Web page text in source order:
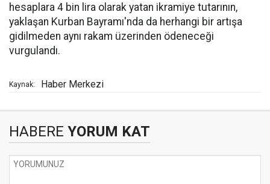
hesaplara 4 bin lira olarak yatan ikramiye tutarının,
yaklaşan Kurban Bayramı'nda da herhangi bir artışa
gidilmeden aynı rakam üzerinden ödeneceği
vurgulandı.
Kaynak: Haber Merkezi
HABERE YORUM KAT